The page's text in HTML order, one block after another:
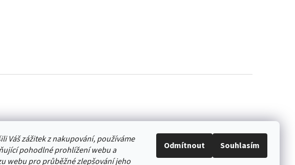
Váš zážitek z nakupování, používáme
pohodlné prohlížení webu a
webu pro průběžné zlepšování jeho
Odmítnout Souhlasím